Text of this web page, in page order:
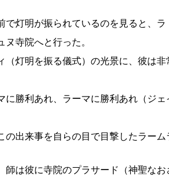
灯明が振られているのを見ると、ラ
寺院へと行った。
灯明を振る儀式）の光景に、彼は
勝利あれ、ラーマに勝利あれ（ジ
出来事を自らの目で目撃したラーム
は彼に寺院のプラサード（神聖なお